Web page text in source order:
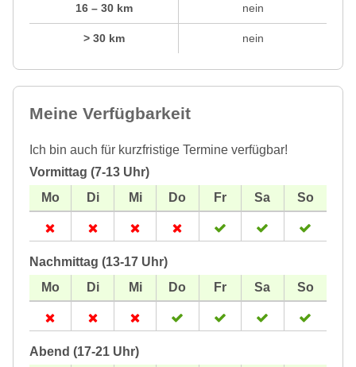
16 – 30 km
> 30 km
nein
nein
Meine Verfügbarkeit
Ich bin auch für kurzfristige Termine verfügbar!
Vormittag (7-13 Uhr)
Nachmittag (13-17 Uhr)
Abend (17-21 Uhr)